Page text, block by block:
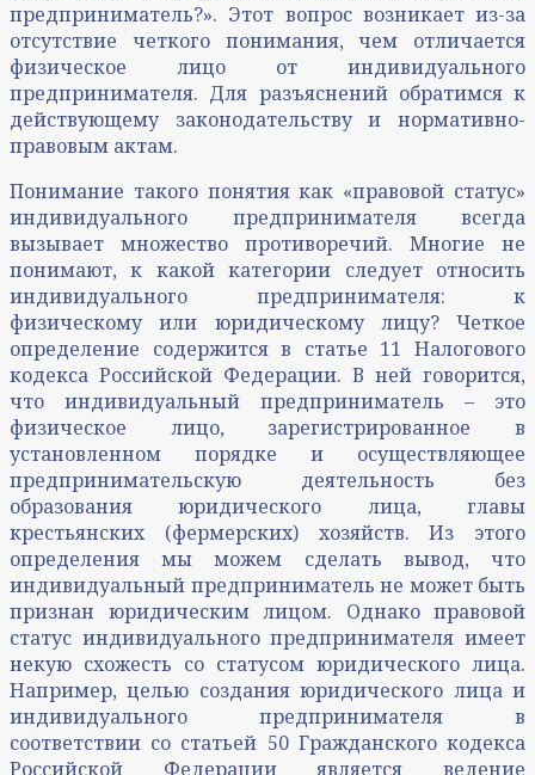
предприниматель?». Этот вопрос возникает из-за
отсутствие четкого понимания, чем отличается
физическое лицо от индивидуального
предпринимателя. Для разъяснений обратимся к
действующему законодательству и нормативно-
правовым актам.
Понимание такого понятия как «правовой статус»
индивидуального предпринимателя всегда
вызывает множество противоречий. Многие не
понимают, к какой категории следует относить
индивидуального предпринимателя: к
физическому или юридическому лицу? Четкое
определение содержится в статье 11 Налогового
кодекса Российской Федерации. В ней говорится,
что индивидуальный предприниматель – это
физическое лицо, зарегистрированное в
установленном порядке и осуществляющее
предпринимательскую деятельность без
образования юридического лица, главы
крестьянских (фермерских) хозяйств. Из этого
определения мы можем сделать вывод, что
индивидуальный предприниматель не может быть
признан юридическим лицом. Однако правовой
статус индивидуального предпринимателя имеет
некую схожесть со статусом юридического лица.
Например, целью создания юридического лица и
индивидуального предпринимателя в
соответствии со статьей 50 Гражданского кодекса
Российской Федерации является ведение